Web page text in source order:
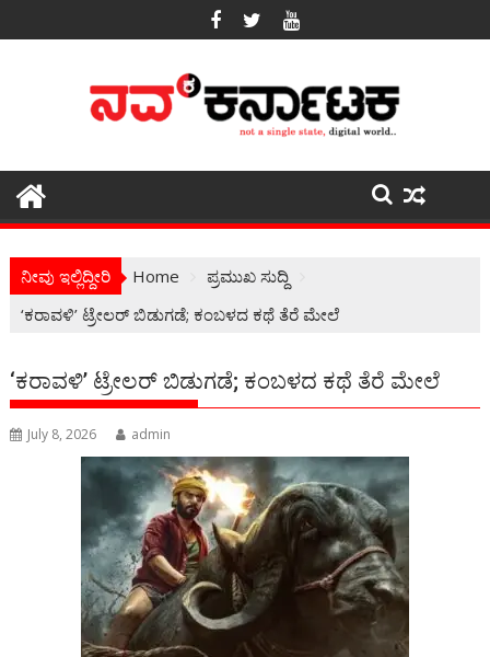
to
ನೀವು ಇಲ್ಲಿದ್ದೀರಿ Home
ಪ್ರಮುಖ ಸುದ್ದಿ
‘ಕರಾವಳಿ’ ಟ್ರೇಲರ್ ಬಿಡುಗಡೆ; ಕಂಬಳದ ಕಥೆ ತೆರೆ ಮೇಲೆ
‘ಕರಾವಳಿ’ ಟ್ರೇಲರ್ ಬಿಡುಗಡೆ; ಕಂಬಳದ ಕಥೆ ತೆರೆ ಮೇಲೆ
July 8, 2026 admin